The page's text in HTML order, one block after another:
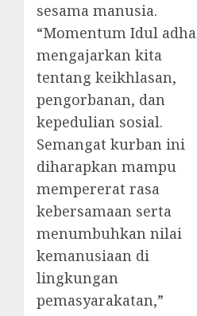
sesama manusia.
“Momentum Idul adha
mengajarkan kita
tentang keikhlasan,
pengorbanan, dan
kepedulian sosial.
Semangat kurban ini
diharapkan mampu
mempererat rasa
kebersamaan serta
menumbuhkan nilai
kemanusiaan di
lingkungan
pemasyarakatan,”